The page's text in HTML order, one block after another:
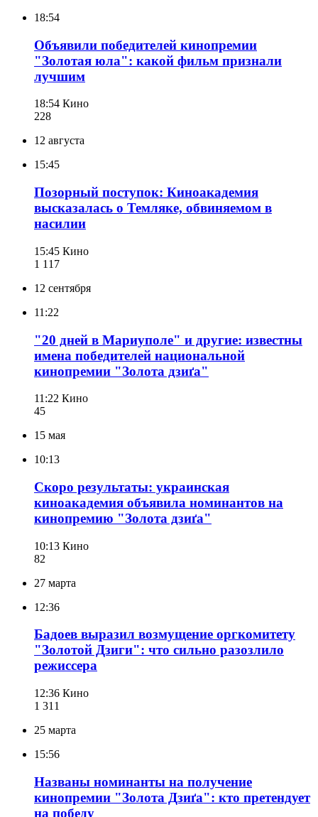
18:54
Объявили победителей кинопремии
"Золотая юла": какой фильм признали
лучшим
18:54 Кино
228
12 августа
15:45
Позорный поступок: Киноакадемия
высказалась о Темляке, обвиняемом в
насилии
15:45 Кино
1 117
12 сентября
11:22
"20 дней в Мариуполе" и другие: известны
имена победителей национальной
кинопремии "Золота дзиґа"
11:22 Кино
45
15 мая
10:13
Скоро результаты: украинская
киноакадемия объявила номинантов на
кинопремию "Золота дзиґа"
10:13 Кино
82
27 марта
12:36
Бадоев выразил возмущение оргкомитету
"Золотой Дзиги": что сильно разозлило
режиссера
12:36 Кино
1 311
25 марта
15:56
Названы номинанты на получение
кинопремии "Золота Дзиґа": кто претендует
на победу